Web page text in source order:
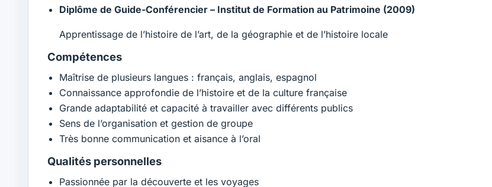
Diplôme de Guide-Conférencier – Institut de Formation au Patrimoine (2009)
Apprentissage de l’histoire de l’art, de la géographie et de l’histoire locale
Compétences
Maîtrise de plusieurs langues : français, anglais, espagnol
Connaissance approfondie de l’histoire et de la culture française
Grande adaptabilité et capacité à travailler avec différents publics
Sens de l’organisation et gestion de groupe
Très bonne communication et aisance à l’oral
Qualités personnelles
Passionnée par la découverte et les voyages